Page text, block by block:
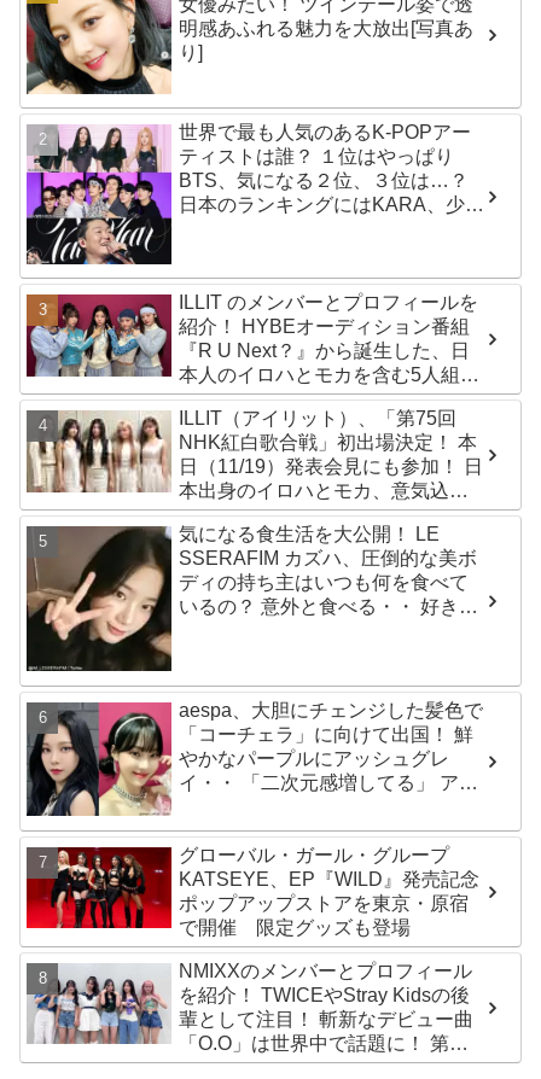
女優みたい！ ツインテール姿で透
明感あふれる魅力を大放出[写真あ
り]
世界で最も人気のあるK-POPアー
ティストは誰？ １位はやっぱり
BTS、気になる２位、３位は…？
日本のランキングにはKARA、少女
ILLIT のメンバーとプロフィールを
紹介！ HYBEオーディション番組
『R U Next？』から誕生した、日
本人のイロハとモカを含む5人組ガ
ールズグループ！ デビュー曲
「Magnetic」がいきなりの大ヒッ
ト
ILLIT（アイリット）、「第75回
NHK紅白歌合戦」初出場決定！ 本
日（11/19）発表会見にも参加！ 日
本出身のイロハとモカ、意気込み
を語る「ずっと夢見てたステー
ジ…嬉しくて光栄」
気になる食生活を大公開！ LE
SSERAFIM カズハ、圧倒的な美ボ
ディの持ち主はいつも何を食べて
いるの？ 意外と食べる・・ 好きな
aespa、大胆にチェンジした髪色で
「コーチェラ」に向けて出国！ 鮮
やかなパープルにアッシュグレ
イ・・ 「二次元感増してる」 アバ
グローバル・ガール・グループ
KATSEYE、EP『WILD』発売記念
ポップアップストアを東京・原宿
で開催 限定グッズも登場
NMIXXのメンバーとプロフィール
を紹介！ TWICEやStray Kidsの後
輩として注目！ 斬新なデビュー曲
「O.O」は世界中で話題に！ 第４
世代を代表する美女ソリュンをは